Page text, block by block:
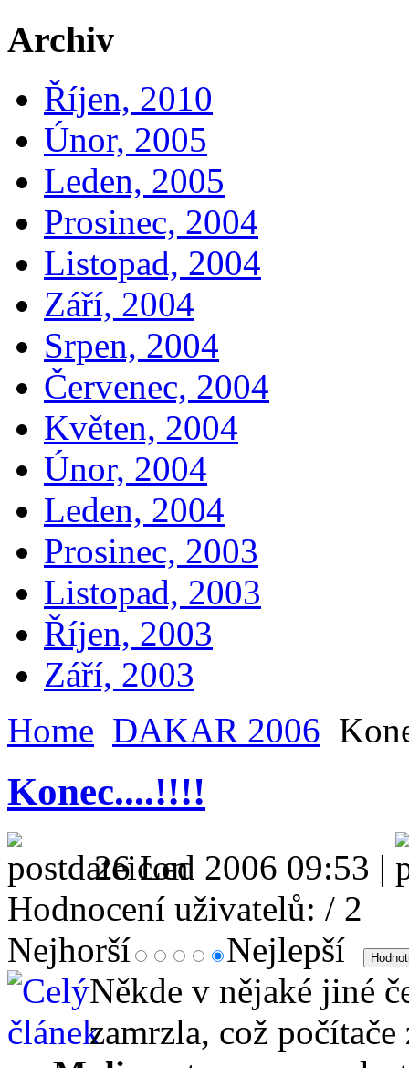
Archiv
Říjen, 2010
Únor, 2005
Leden, 2005
Prosinec, 2004
Listopad, 2004
Září, 2004
Srpen, 2004
Červenec, 2004
Květen, 2004
Únor, 2004
Leden, 2004
Prosinec, 2003
Listopad, 2003
Říjen, 2003
Září, 2003
Home DAKAR 2006
Konec....!!!!
26 Led 2006 09:53 |
Hodnocení uživatelů: / 2
Nejhorší
Nejlepší
Někde v nějaké jiné
zamrzla, což